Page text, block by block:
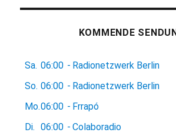
KOMMENDE
Sa. 06:00 - Radionetzwerk Berlin
So. 06:00 - Radionetzwerk Berlin
Mo.06:00 - Frrapó
Di.
06:00 - Colaboradio